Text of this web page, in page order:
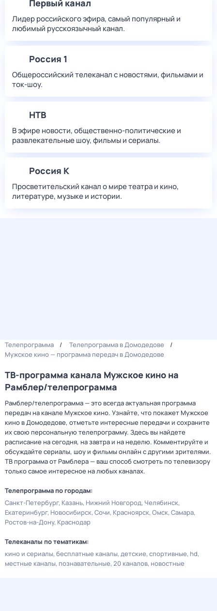
Первый канал
Лидер российского эфира, самый популярный и
любимый русскоязычный канал.
Россия 1
Общероссийский телеканал с новостями, фильмами и
ток-шоу.
НТВ
В эфире новости, общественно-политические и
развлекательные шоу, фильмы и сериалы.
Россия К
Просветительский канал о мире театра и кино,
литературе, музыке и истории.
Телепрограмма
Телепрограмма в Домодедове
Мужское кино — программа передач в Домодедове
ТВ-программа канала Мужское кино на
Рамблер/телепрограмма
Рамблер/телепрограмма — это всегда актуальная программа
передач на канале Мужское кино. Узнайте, что покажет Мужское
кино в Домодедове, отметьте интересные передачи и сохраните
их свою персональную телепрограмму. Здесь вы найдете
расписание на сегодня, на завтра и на неделю. Комментируйте и
обсуждайте сериалы, шоу и фильмы онлайн с другими зрителями.
ТВ программа от Рамблера — ваш способ смотреть по телевизору
только самое интересное на любых каналах.
Телепрограмма по городам:
Санкт-Петербург Казань Нижний Новгород Челябинск
Екатеринбург Новосибирск Сочи Красноярск Омск Самара
Ростов-на-Дону Краснодар
Телеканалы по тематикам:
кино и сериалы бесплатные каналы детские спортивные hd
местные каналы познавательные 20 каналов новостные